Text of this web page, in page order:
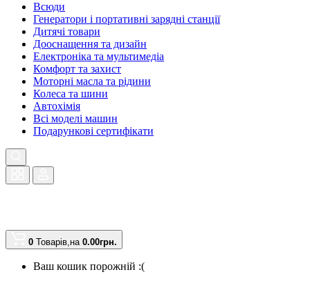
Всюди
Генератори і портативні зарядні станції
Дитячі товари
Дооснащення та дизайн
Електроніка та мультимедіа
Комфорт та захист
Моторні масла та рідини
Колеса та шини
Автохімія
Всі моделі машин
Подарункові сертифікати
0 Товарів,на 0.00грн.
Ваш кошик порожній :(